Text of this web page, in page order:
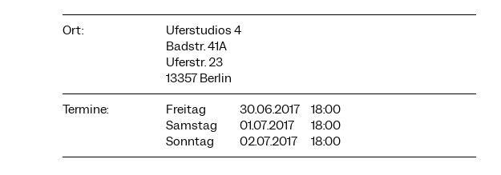
Ort:
Uferstudios 4
Badstr. 41A
Uferstr. 23
13357 Berlin
Termine:
Freitag 30.06.2017
18:00
Samstag
01.07.2017
18:00
Sonntag
02.07.2017 18:00
Wir verwenden Cookies und Inhalte externer Anbieter auf
unserer Website. Notwendige Cookies sind essenziell, damit
Sie die Website nutzen können. Andere Cookies helfen uns,
die Website weiterzuentwickeln. Sie können Ihre Einwilligung
Datenschutzerklärung für weitere Informationen. Unten
können Sie auswählen, welche Technologien Sie zulassen
Notwendige Cookies